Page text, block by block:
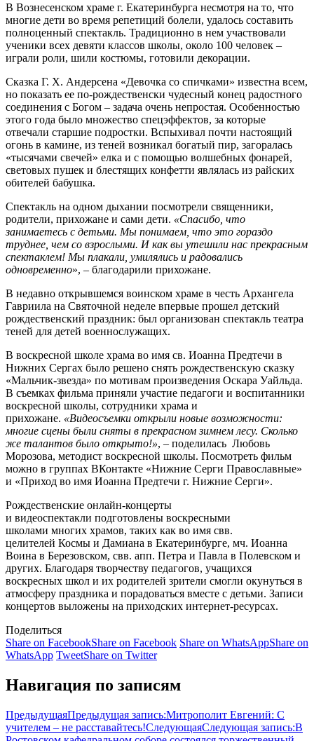
В Вознесенском храме г. Екатеринбурга несмотря на то, что
многие дети во время репетиций болели, удалось составить
полноценный спектакль. Традиционно в нем участвовали
ученики всех девяти классов школы, около 100 человек –
играли роли, шили костюмы, готовили декорации.
Сказка Г. Х. Андерсена «Девочка со спичками» известна всем,
но показать ее по-рождественски чудесный конец радостного
соединения с Богом – задача очень непростая. Особенностью
этого года было множество спецэффектов, за которые
отвечали старшие подростки. Вспыхивал почти настоящий
огонь в камине, из теней возникал богатый пир, загоралась
«тысячами свечей» елка и с помощью волшебных фонарей,
световых пушек и блестящих конфетти являлась из райских
обителей бабушка.
Спектакль на одном дыхании посмотрели священники,
родители, прихожане и сами дети. «Спасибо, что
занимаетесь с детьми. Мы понимаем, что это гораздо
труднее, чем со взрослыми. И как вы утешили нас прекрасным
спектаклем! Мы плакали, умилялись и радовались
одновременно», – благодарили прихожане.
В недавно открывшемся воинском храме в честь Архангела
Гавриила на Святочной неделе впервые прошел детский
рождественский праздник: был организован спектакль театра
теней для детей военнослужащих.
В воскресной школе храма во имя св. Иоанна Предтечи в
Нижних Сергах было решено снять рождественскую сказку
«Мальчик-звезда» по мотивам произведения Оскара Уайльда.
В съемках фильма приняли участие педагоги и воспитанники
воскресной школы, сотрудники храма и
прихожане. «Видеосъемки открыли новые возможности:
многие сцены были сняты в прекрасном зимнем лесу. Сколько
же талантов было открыто!», – поделилась Любовь
Морозова, методист воскресной школы. Посмотреть фильм
можно в группах ВКонтакте «Нижние Серги Православные»
и «Приход во имя Иоанна Предтечи г. Нижние Серги».
Рождественские онлайн-концерты
и видеоспектакли подготовлены воскресными
школами многих храмов, таких как во имя свв.
целителей Космы и Дамиана в Екатеринбурге, мч. Иоанна
Воина в Березовском, свв. апп. Петра и Павла в Полевском и
других. Благодаря творчеству педагогов, учащихся
воскресных школ и их родителей зрители смогли окунуться в
атмосферу праздника и порадоваться вместе с детьми. Записи
концертов выложены на приходских интернет-ресурсах.
Поделиться
Share on FacebookShare on Facebook Share on WhatsAppShare on
WhatsApp TweetShare on Twitter
Навигация по записям
ПредыдущаяПредыдущая запись:Митрополит Евгений: С
учителем – не расставайтесь!СледующаяСледующая запись:В